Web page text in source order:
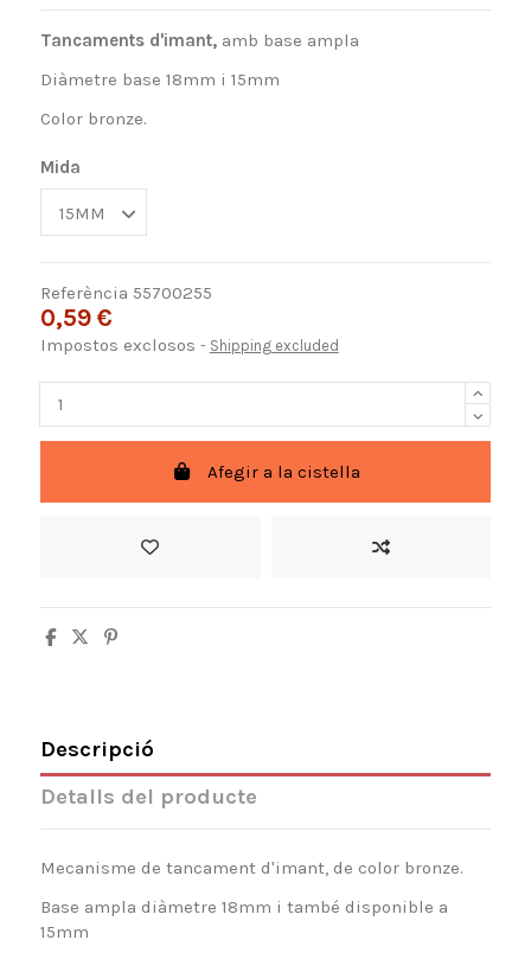
Tancaments d'imant,amb base ampla
Diàmetre base 18mm i 15mm
Color bronze.
Mida
Referència 55700255
0,59 €
Impostos exclosos Shipping excluded
Afegir a la cistella
Descripció
Detalls del producte
Mecanisme de tancament d'imant, de color bronze.
Base ampla diàmetre 18mm i també disponible a
15mm